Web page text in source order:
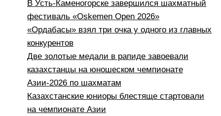
В Усть-Каменогорске завершился шахматный
фестиваль «Oskemen Open 2026»
«Ордабасы» взял три очка у одного из главных
конкурентов
Две золотые медали в рапиде завоевали
казахстанцы на юношеском чемпионате
Азии-2026 по шахматам
Казахстанские юниоры блестяще стартовали
на чемпионате Азии